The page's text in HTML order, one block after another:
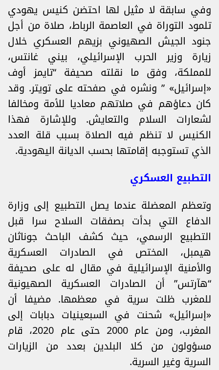
وفي سابقة لا مثيل لها احتضن كنيس يهودي
تلمود التوراة في العاصمة الرباط، صلاة من أجل
جنود الجيش الصهيوني بزيهم العسكري خلال
زيارة وزير الحرب الإسرائيلي، بيني غانتس،
للمملكة، وفق ما نقلته صحيفة “تايمز أوف
«إسرائيل» ” ونشره في صفحته على تويتر. وقد
كان دعاؤهم في صلاتهم معاديا للأمة ومخالفا
لشعارات السلام والتعايش. وللإشارة فهذا
الكنيس لا تنظم فيه الصلاة بسبب قلة العدد
الذي تستوجبه إقامتها بحسب الديانة اليهودية.
التطبيع العسكري
وتعظم المعضلة عندما يصل التطبيع إلى وزارة
الدفاع التي بدأت بصفقات السلاح سرا قبل
التطبيع الرسمي، حيث كشف الباحث جوناثان
هيمبل، المختص في الصادرات العسكرية
والأمنية الإسرائيلية في مقال له على صحيفة
“هآرتس” أن الصادرات العسكرية الصهيونية
للمغرب ظلت سرية في معظمها. مضيفا أن
«إسرائيل» شحنت في السبعينيات دبابات إلى
المغرب، ومن عام 2000 حتى عام 2020، قام
مسؤولون من كلا البلدين بعدد من الزيارات
السرية وغير السرية.